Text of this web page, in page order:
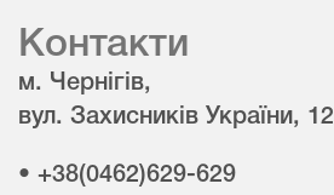
Контакти
м. Чернігів,
вул. Захисників України, 12
• +38(0462)629-629